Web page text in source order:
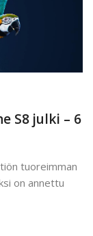
S8 julki – 6
tuoreimman
on annettu